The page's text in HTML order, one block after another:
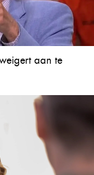
aan te